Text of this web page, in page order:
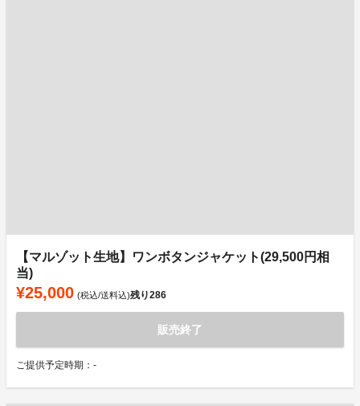
【マルゾット生地】ワンボタンジャケット(29,500円相
当)
¥25,000 (税込/送料込)残り286
販売終了
ご提供予定時期：-